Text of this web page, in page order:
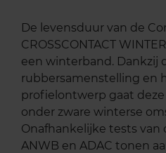
De levensduur van de
CROSSCONTACT
een winterband. Dankzij
rubbersamenstelling en
profielontwerp gaat
onder zware winterse
Onafhankelijke tests van
ANWB en ADAC tonen